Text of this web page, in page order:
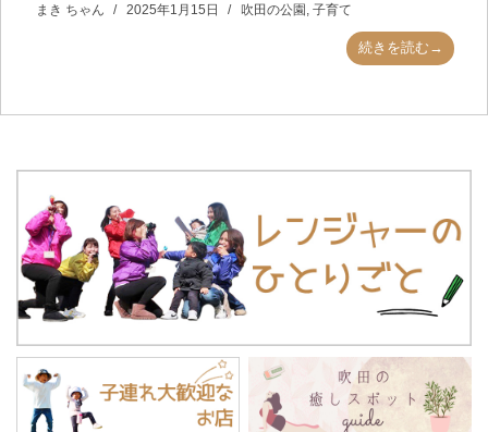
まき ちゃん
2025年1月15日 吹田の公園 子育て
続きを読む→